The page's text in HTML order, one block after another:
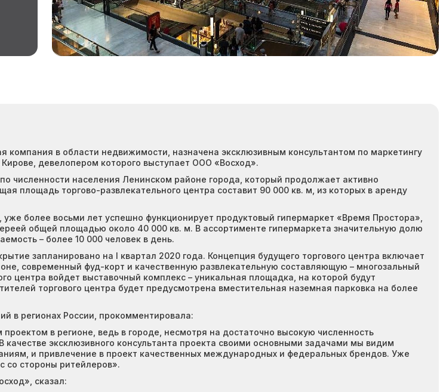
компания в области недвижимости, назначена эксклюзивным консультантом по маркетингу
девелопером которого выступает ООО «Восход».
численности населения Ленинском районе города, который продолжает активно
площадь торгово-развлекательного центра составит 90 000 кв. м, из которых в аренду
более восьми лет успешно функционирует продуктовый гипермаркет «Время Простора»,
общей площадью около 40 000 кв. м. В ассортименте гипермаркета значительную долю
– более 10 000 человек в день.
запланировано на I квартал 2020 года. Концепция будущего торгового центра включает
современный фуд-корт и качественную развлекательную составляющую – многозальный
центра войдет выставочный комплекс – уникальная площадка, на которой будут
торгового центра будет предусмотрена вместительная наземная парковка на более
в регионах России, прокомментировала:
в регионе, ведь в городе, несмотря на достаточно высокую численность
эксклюзивного консультанта проекта своими основными задачами мы видим
и привлечение в проект качественных международных и федеральных брендов. Уже
со стороны ритейлеров».
сказал: